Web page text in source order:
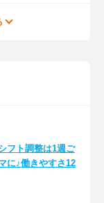
フト調整は1週ご
に♪働きやすさ12